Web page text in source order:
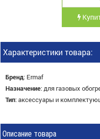
Характеристики товара:
Бренд: Ermaf
Назначение: для газовых
Тип:аксессуары и
Описание товара